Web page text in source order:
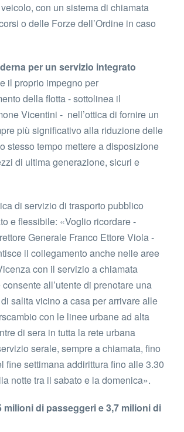
con un sistema di chiamata
o delle Forze dell’Ordine in caso
per un servizio integrato
il proprio impegno per
della flotta - sottolinea il
Vicentini - nell’ottica di fornire un
più significativo alla riduzione delle
stesso tempo mettere a disposizione
di ultima generazione, sicuri e
di servizio di trasporto pubblico
e flessibile: «Voglio ricordare -
Generale Franco Ettore Viola -
il collegamento anche nelle aree
con il servizio a chiamata
all’utente di prenotare una
salita vicino a casa per arrivare alle
con le linee urbane ad alta
di sera in tutta la rete urbana
serale, sempre a chiamata, fino
fine settimana addirittura fino alle 3.30
notte tra il sabato e la domenica».
milioni di passeggeri e 3,7 milioni di